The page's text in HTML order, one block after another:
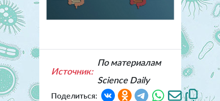
Источник:
По материалам
Science Daily
Поделиться: